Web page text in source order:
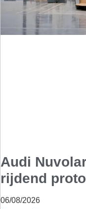
Audi
rijdend
06/08/2026